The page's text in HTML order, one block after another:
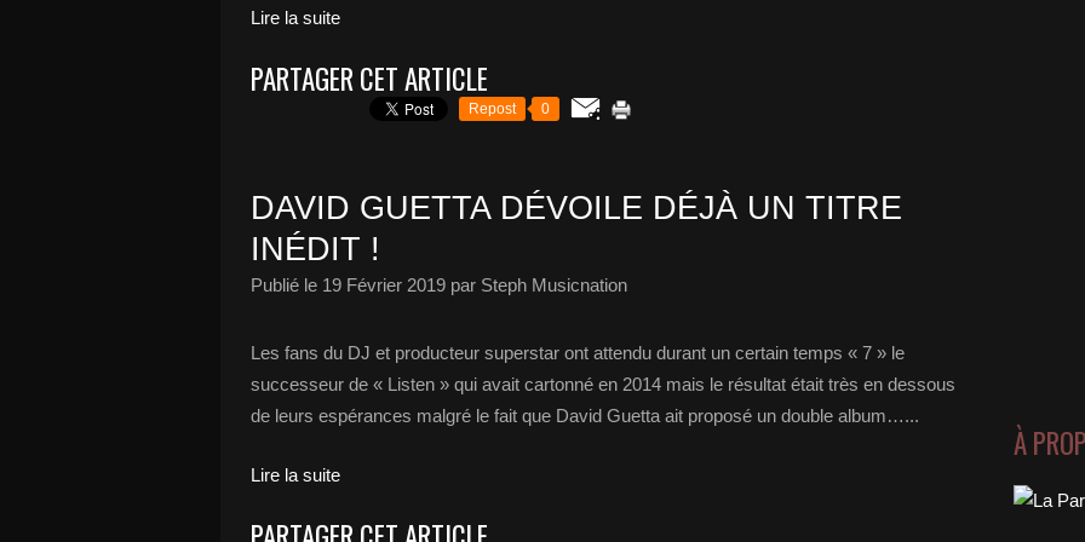
Lire la suite
PARTAGER CET ARTICLE
Repost 0
DAVID GUETTA DÉVOILE DÉJÀ UN TITRE
INÉDIT !
Publié le 19 Février 2019 par Steph Musicnation
Les fans du DJ et producteur superstar ont attendu durant un certain temps « 7 » le
successeur de « Listen » qui avait cartonné en 2014 mais le résultat était très en dessous
de leurs espérances malgré le fait que David Guetta ait proposé un double album…...
Lire la suite
À